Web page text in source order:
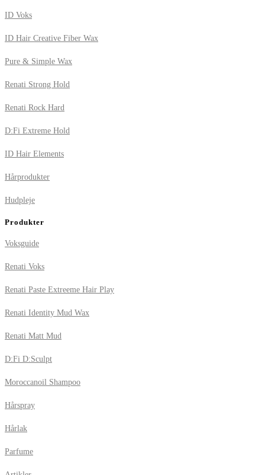
ID Voks
ID Hair Creative Fiber Wax
Pure & Simple Wax
Renati Strong Hold
Renati Rock Hard
D:Fi Extreme Hold
ID Hair Elements
Hårprodukter
Hudpleje
Produkter
Voksguide
Renati Voks
Renati Paste Extreeme Hair Play
Renati Identity Mud Wax
Renati Matt Mud
D:Fi D:Sculpt
Moroccanoil Shampoo
Hårspray
Hårlak
Parfume